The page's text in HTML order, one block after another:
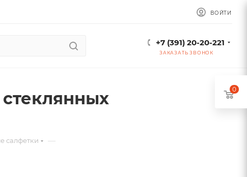
ВОЙТИ
+7 (391) 20-20-221
ЗАКАЗАТЬ ЗВОНОК
салфетки —
0